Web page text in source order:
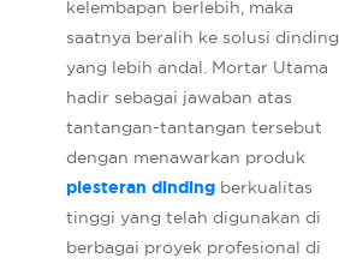
kelembapan berlebih, maka
saatnya beralih ke solusi dinding
yang lebih andal. Mortar Utama
hadir sebagai jawaban atas
tantangan-tantangan tersebut
dengan menawarkan produk
plesteran dindingberkualitas
tinggi yang telah digunakan di
berbagai proyek profesional di